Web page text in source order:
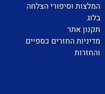
המלצות וסיפורי הצלחה
בלוג
תקנון אתר
מדיניות החזרים כספיים
והחזרות